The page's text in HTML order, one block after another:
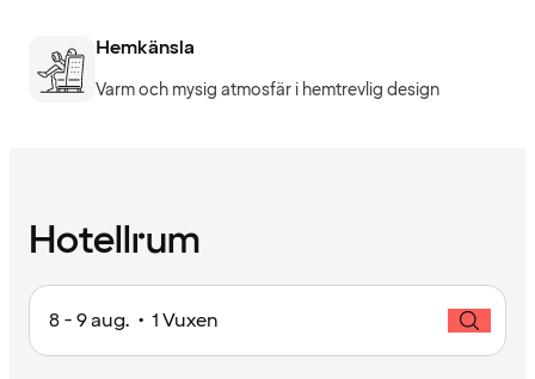
Hemkänsla
Varm och mysig atmosfär i hemtrevlig design
Hotellrum
8 - 9 aug. • 1 Vuxen